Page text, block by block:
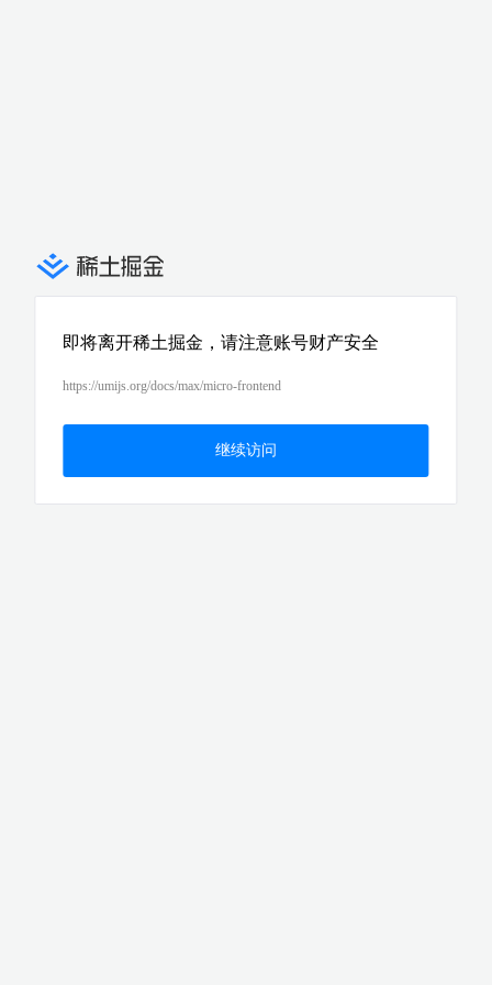
即将离开稀土掘金，请注意账号财产安全
https://umijs.org/docs/max/micro-frontend
继续访问